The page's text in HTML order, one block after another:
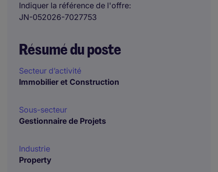
Indiquer la référence de l'offre
JN-052026-7027753
Résumé du poste
Secteur d’activité
Immobilier et Construction
Sous-secteur
Gestionnaire de Projets
Industrie
Property